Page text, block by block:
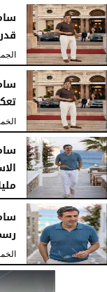
الجمعة، 24 يوليو 2026 04:45 مـ
الجمعة، 24
الخميس،
الخميس، 23 يوليو 2026
الخميس،